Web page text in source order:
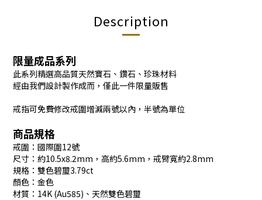
Description
限量成品系列
此系列精選高品質天然寶石、鑽石、珍珠材料
經由我們設計製作成而，僅此一件限量販售
戒指可免費修改戒圍增減兩號以內，半號為單位
商品規格
戒圍：國際圍12號
尺寸：約10.5x8.2mm，高約5.6mm，戒臂寬約2.8mm
規格：雙色碧璽3.79ct
顏色：金色
材質：14K (Au585)、天然雙色碧璽